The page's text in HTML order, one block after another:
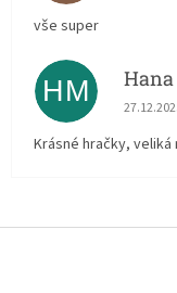
vše super
HM
Krásné hračky,
Z